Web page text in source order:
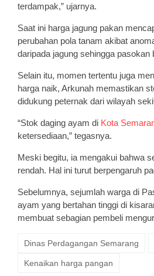
terdampak,” ujarnya.
Saat ini harga jagung pakan
perubahan pola tanam akibat
daripada jagung sehingga pasokan
Selain itu, momen tertentu juga
harga naik, Arkunah memastikan
didukung peternak dari wilayah
“Stok daging ayam di Kota
ketersediaan,” tegasnya.
Meski begitu, ia mengakui bahwa
rendah. Hal ini turut berpengaruh
Sebelumnya, sejumlah warga di
ayam yang bertahan tinggi di
membuat sebagian pembeli
Dinas Perdagangan Semarang
Kenaikan harga pangan